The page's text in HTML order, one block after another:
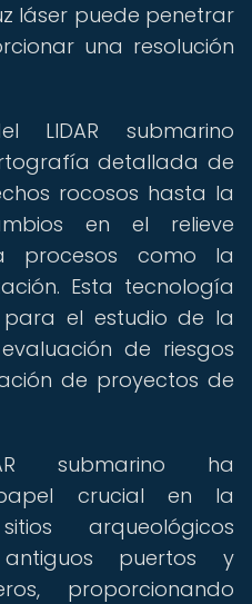
láser puede penetrar
una resolución
LIDAR submarino
detallada de
rocosos hasta la
en el relieve
procesos como la
Esta tecnología
el estudio de la
de riesgos
de proyectos de
submarino ha
crucial en la
arqueológicos
puertos y
proporcionando